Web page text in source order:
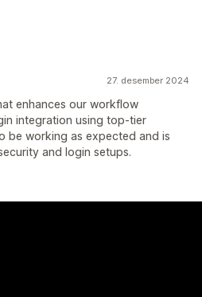
27. desember 2024
enhances our workflow
integration using top-tier
be working as expected and is
and login setups.